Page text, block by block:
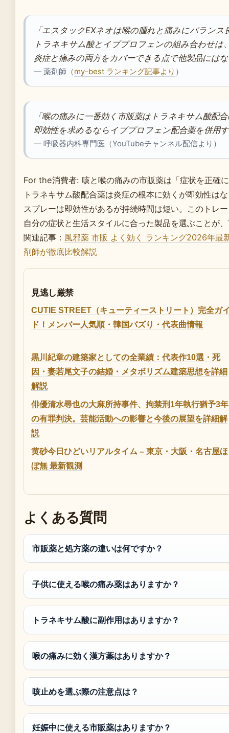
「エスタックEXネオは喉の腫れと痛みにバランス
トラネキサム酸とイブプロフェンの組み合わせは
炎症と痛みの両方をカバーできる点で他製品には
— 薬剤師（my-best ランキング記事より ）
「喉の痛みに一番効く市販薬はトラネキサム酸配
即効性を求めるならイブプロフェン配合薬を併用
— 呼吸器内科専門医（YouTubeチャンネル配信より）
For the消費者: 咳と喉の痛みの市販薬は「症状を正確
トラネキサム酸配合薬は炎症の根本に効くが即効性は
スプレーは即効性があるが持続時間は短い。このトレ
自分の症状と生活スタイルに合った製品を選ぶことが
関連記事： 風邪薬 市販 よく効く ランキング2026年最
剤師が徹底比較解説
見逃し厳禁
CUTIE STREET（キューティーストリート）完全ガ
ド！メンバー人気順・韓国バズり・代表曲情報
黒川紀章の建築家としての全業績：代表作10選・死
因・妻若尾文子の結婚・メタボリズム建築思想を詳細
解説
俳優清水尋也の大麻所持事件、拘禁刑1年執行猶予3年
の有罪判決。芸能活動への影響と今後の展望を詳細解
説
黄砂今日ひどいリアルタイム – 東京・大阪・名古屋ほ
ぼ無 最新観測
よくある質問
市販薬と処方薬の違いは何ですか？
子供に使える喉の痛み薬はありますか？
トラネキサム酸に副作用はありますか？
喉の痛みに効く漢方薬はありますか？
咳止めを選ぶ際の注意点は？
妊娠中に使える市販薬はありますか？